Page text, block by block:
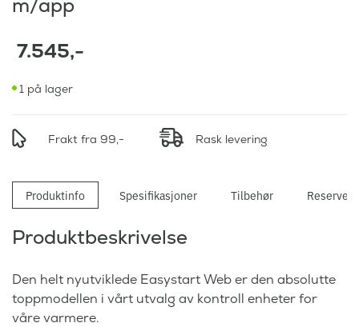
m/app
7.545,-
1 på lager
Frakt fra 99,- Rask levering
Produktinfo Spesifikasjoner Tilbehør
Produktbeskrivelse
Den helt nyutviklede Easystart Web er den absolutte
toppmodellen i vårt utvalg av kontroll enheter for
våre varmere.